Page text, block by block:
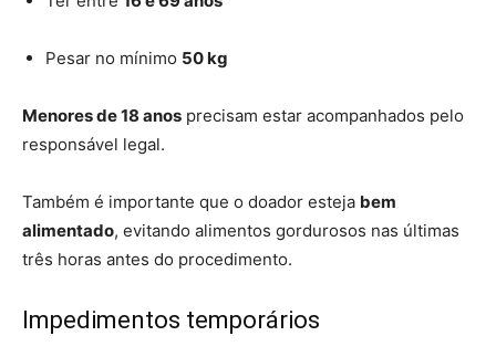
Pesar no mínimo 50 kg
Menores de 18 anos precisam estar acompanhados pelo
responsável legal.
Também é importante que o doador esteja bem
alimentado, evitando alimentos gordurosos nas últimas
três horas antes do procedimento.
Impedimentos temporários